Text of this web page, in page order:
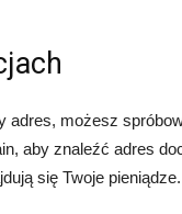
adres, możesz
aby znaleźć adres
się Twoje pieniądze.